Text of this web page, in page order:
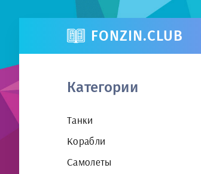
FONZIN.CLUB
Категории
Танки
Корабли
Самолеты